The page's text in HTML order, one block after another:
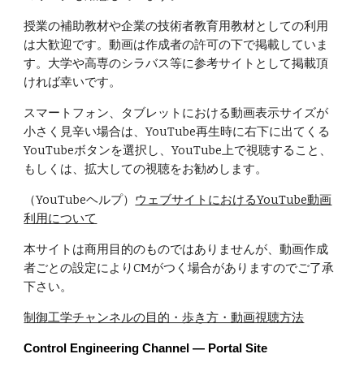
授業の補助教材や企業の技術者教育用教材としての利用
は大歓迎です。動画は作成者の許可の下で掲載していま
す。大学や高専のシラバス等に参考サイトとして掲載頂
ければ幸いです。
スマートフォン、タブレットにおける動画表示サイズが
小さく見辛い場合は、YouTube再生時に右下に出てくる
YouTubeボタンを選択し、YouTube上で視聴すること、
もしくは、拡大しての視聴をお勧めします。
（YouTubeヘルプ） ウェブサイトにおけるYouTube動画
利用について
本サイトは商用目的のものではありませんが、動画作成
者ごとの設定によりCMがつく場合がありますのでご了承
下さい。
制御工学チャンネルの目的・歩き方・動画視聴方法
Control Engineering Channel — Portal Site